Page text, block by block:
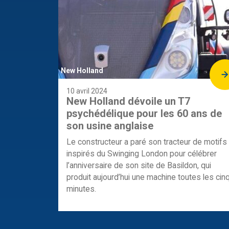
New Holland
10 avril 2024
New Holland dévoile un T7
psychédélique pour les 60 ans de
son usine anglaise
Le constructeur a paré son tracteur de motifs
inspirés du Swinging London pour célébrer
l’anniversaire de son site de Basildon, qui
produit aujourd’hui une machine toutes les
minutes.